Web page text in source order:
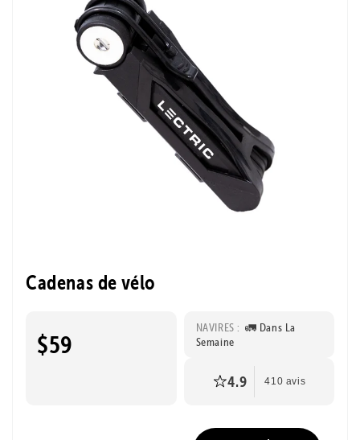
Cadenas de vélo
$59
NAVIRES : 🚛 Dans La
Semaine
4.9 410 avis